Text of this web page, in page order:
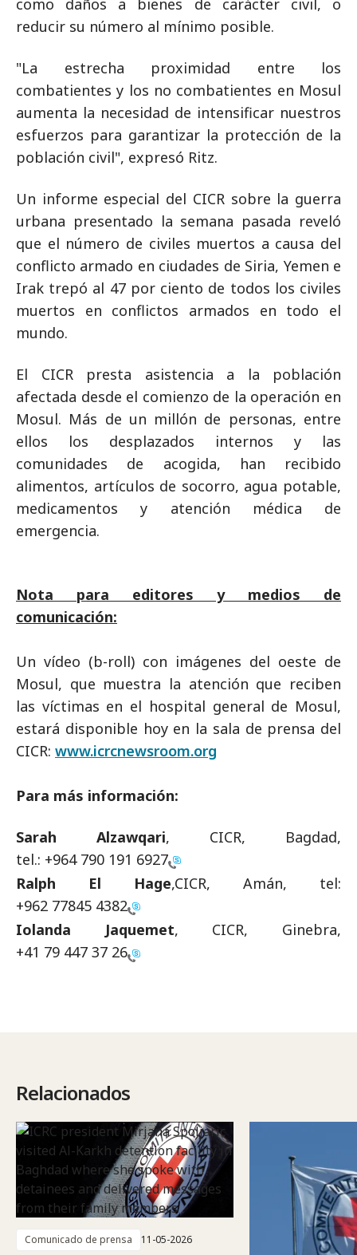
como daños a bienes de carácter civil, o
reducir su número al mínimo posible.
"La estrecha proximidad entre los
combatientes y los no combatientes en Mosul
aumenta la necesidad de intensificar nuestros
esfuerzos para garantizar la protección de la
población civil", expresó Ritz.
Un informe especial del CICR sobre la guerra
urbana presentado la semana pasada reveló
que el número de civiles muertos a causa del
conflicto armado en ciudades de Siria, Yemen e
Irak trepó al 47 por ciento de todos los civiles
muertos en conflictos armados en todo el
mundo.
El CICR presta asistencia a la población
afectada desde el comienzo de la operación en
Mosul. Más de un millón de personas, entre
ellos los desplazados internos y las
comunidades de acogida, han recibido
alimentos, artículos de socorro, agua potable,
medicamentos y atención médica de
emergencia.
Nota para editores y medios de
comunicación:
Un vídeo (b-roll) con imágenes del oeste de
Mosul, que muestra la atención que reciben
las víctimas en el hospital general de Mosul,
estará disponible hoy en la sala de prensa del
CICR: www.icrcnewsroom.org
Para más información:
Sarah Alzawqari, CICR, Bagdad,
tel.: +964 790 191 6927
Ralph El Hage,CICR, Amán, tel:
+962 77845 4382
Iolanda Jaquemet, CICR, Ginebra,
+41 79 447 37 26
Relacionados
Comunicado de prensa 11-05-2026